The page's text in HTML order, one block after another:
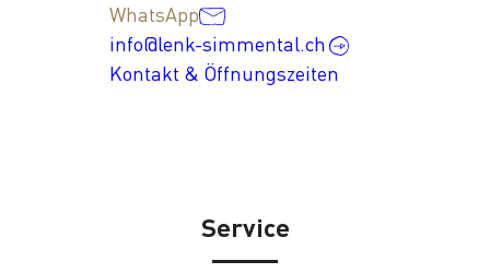
WhatsApp
info@lenk-simmental.ch
Kontakt & Öffnungszeiten
Service